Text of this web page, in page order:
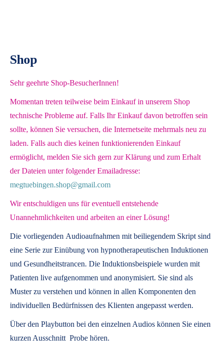
Shop
Sehr geehrte Shop-BesucherInnen!
Momentan treten teilweise beim Einkauf in unserem Shop
technische Probleme auf. Falls Ihr Einkauf davon betroffen sein
sollte, können Sie versuchen, die Internetseite mehrmals neu zu
laden. Falls auch dies keinen funktionierenden Einkauf
ermöglicht, melden Sie sich gern zur Klärung und zum Erhalt
der Dateien unter folgender Emailadresse:
megtuebingen.shop@gmail.com
Wir entschuldigen uns für eventuell entstehende
Unannehmlichkeiten und arbeiten an einer Lösung!
Die vorliegenden Audioaufnahmen mit beiliegendem Skript sind
eine Serie zur Einübung von hypnotherapeutischen Induktionen
und Gesundheitstrancen. Die Induktionsbeispiele wurden mit
Patienten live aufgenommen und anonymisiert. Sie sind als
Muster zu verstehen und können in allen Komponenten den
individuellen Bedürfnissen des Klienten angepasst werden.
Über den Playbutton bei den einzelnen Audios können Sie einen
kurzen Ausschnitt Probe hören.